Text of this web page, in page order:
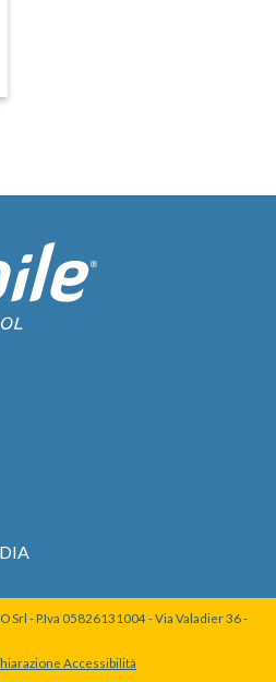
Srl - P.Iva 05826131004 - Via Valadier 36 -
Accessibilità